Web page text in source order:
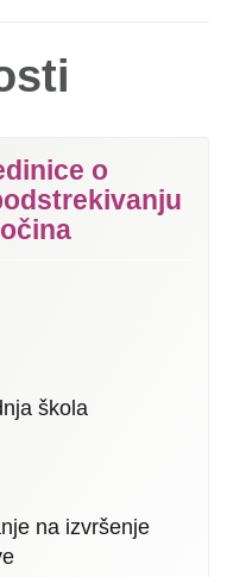
o
škola
na izvršenje